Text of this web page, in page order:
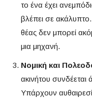
το ένα έχει
βλέπει σε
θέας δεν μπορεί
μια μηχανή.
Νομική και
ακινήτου συνδέεται
Υπάρχουν